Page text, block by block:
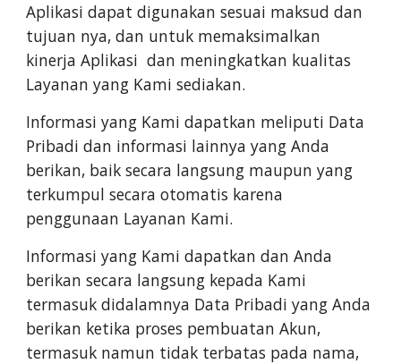
Aplikasi dapat digunakan sesuai maksud dan
tujuan nya, dan untuk memaksimalkan
kinerja Aplikasi dan meningkatkan kualitas
Layanan yang Kami sediakan.
Informasi yang Kami dapatkan meliputi Data
Pribadi dan informasi lainnya yang Anda
berikan, baik secara langsung maupun yang
terkumpul secara otomatis karena
penggunaan Layanan Kami.
Informasi yang Kami dapatkan dan Anda
berikan secara langsung kepada Kami
termasuk didalamnya Data Pribadi yang Anda
berikan ketika proses pembuatan Akun,
termasuk namun tidak terbatas pada nama,